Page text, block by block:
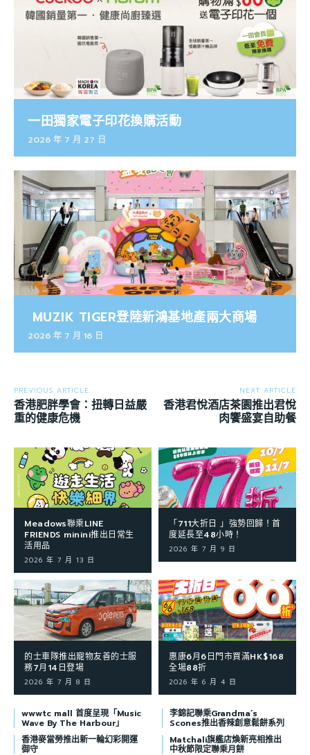
一田獨家電子印花換購活動
2026 年 7 月 27 日
MUZIK TIGER登陸新鴻基地產兩大商場
2026 年 7 月 16 日
PREVIOUS ARTICLE
香港肥胖學會：扭轉日益嚴
重的健康危機
NEXT ARTICLE
香港君悅酒店茶園推出君悅
肉饗盛宴自助餐
Meadows聯乘LINE
FRIENDS minini推出日常生
活用品
2026 年 7 月 13 日
「711大折日 」強勢回歸！首
度延長至48小時！
2026 年 7 月 9 日
的士車隊推出寵物友善的士服
務7月14日登場
2026 年 7 月 8 日
惠康6月6日門市買滿HK$168
全場88折
2026 年 6 月 4 日
wwwtc mall 首度呈現「Music
Wave By The Harbour」
李錦記聯乘Grandma’s
Scones推出香辣創意鬆餅系列
香港麥當勞推出新一輪幻彩開運
御守
Matchali旗艦店煥新亮相推出
中秋節限定聯乘月餅